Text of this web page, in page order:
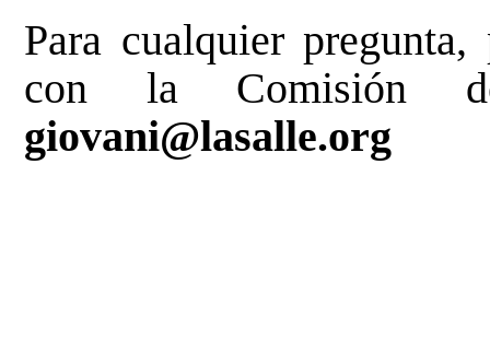
Para cualquier
con la Comisión
giovani@lasalle.org